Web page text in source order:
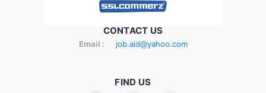
CONTACT US
Email : job.aid@yahoo.com
FIND US